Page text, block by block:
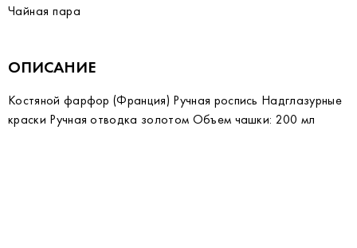
Чайная пара
ОПИСАНИЕ
Костяной фарфор (Франция) Ручная роспись Надглазурные
краски Ручная отводка золотом Объем чашки: 200 мл